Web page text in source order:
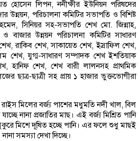
হোসেন লিপন, ননীক্ষীর ইউনিয়ন পরিষদের
উন্নয়ন, পরিচালনা কমিটির সভাপতি ও বিশিষ্ট
সিনিয়র সহ-সভাপতি শেখ মো. জিন্নাহ,
বাজার উন্নয়ন পরিচালনা কমিটির সাধারণ
রাকিব শেখ, সাকায়েত শেখ, ইস্রাফিল শেখ,
শেখ, যুগ্ম-সাধারণ সম্পাদক শেখ ইশতিয়াক
হানিফ শেখ, শেখ বারী লালনসহ প্রাথমিক
ছাত্র-ছাত্রী সহ প্রায় ১ হাজার ভুক্তভোগীরা
মিলের বর্জ্য পাশের মধুমতি নদী খাল, বিল
নানা প্রজাতির মাছ। এই বর্জ্য মিশ্রিত পানি
মিশে দূষিত হচ্ছে পানি। এর ফলে শুধু মাছই
সমস্যা দেখা দিচ্ছে।